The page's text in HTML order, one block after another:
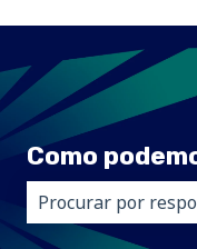
Como
Não há sugestões